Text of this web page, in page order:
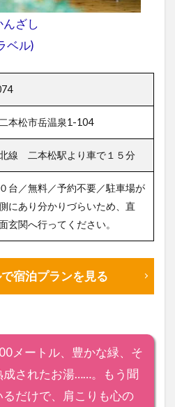
ざし
ベル)
本松市岳温泉1-104
北線 二本松駅より車で１５分
台／無料／予約不要／駐車場が
にあり分かりづらいため、直
玄関へ行ってください。
宿泊プランを見る
メートル、豊かな緑、そ
成されたお湯……。もう聞
るだけで、肩こりも心の